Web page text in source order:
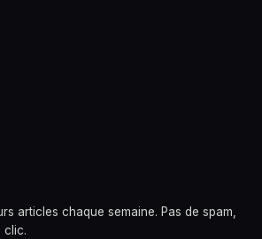
articles chaque semaine. Pas de spam,
clic.